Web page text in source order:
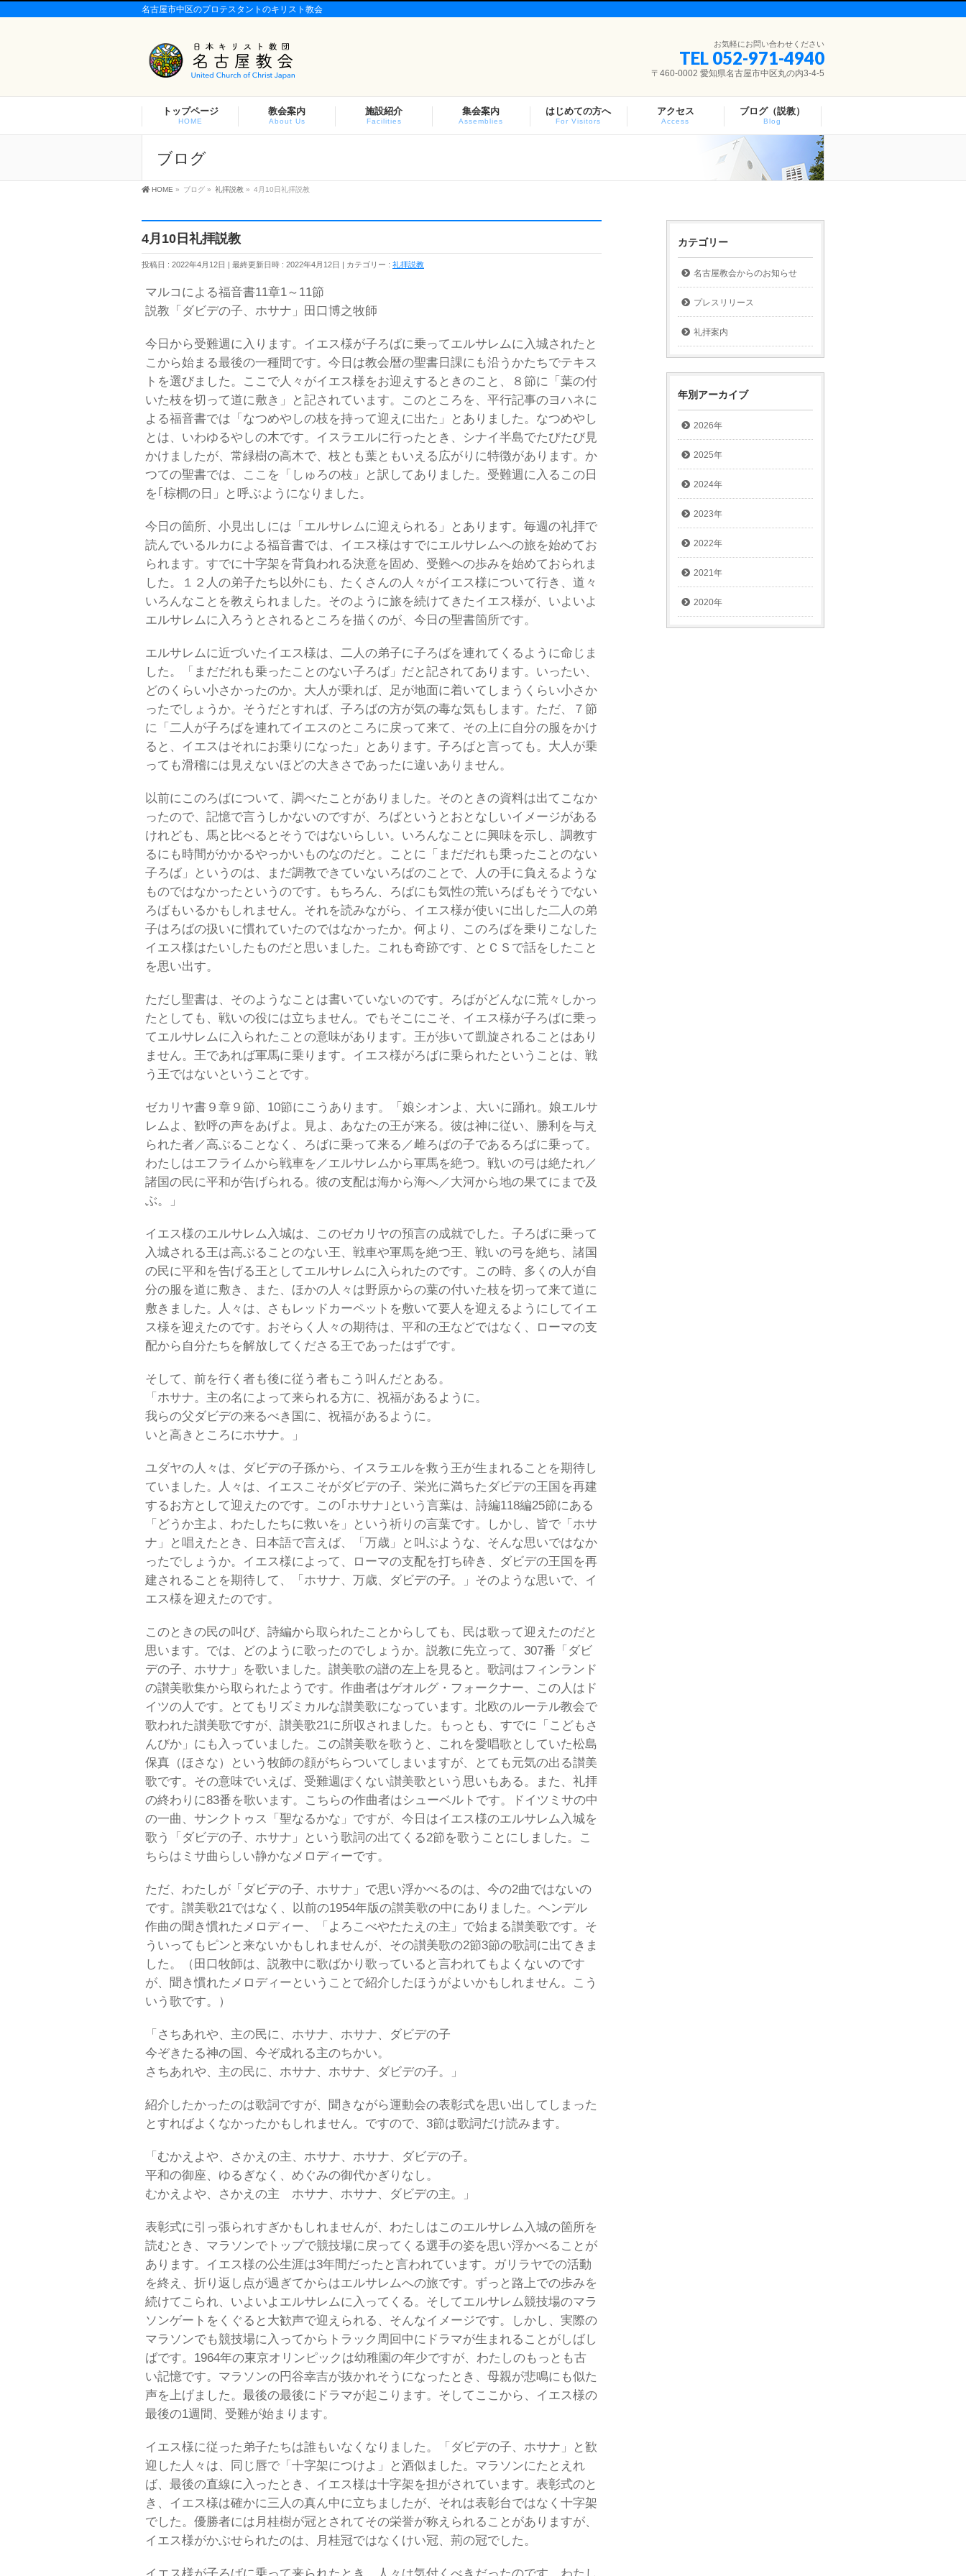
名古屋市中区のプロテスタントのキリスト教会
お気軽にお問い合わせください
TEL 052-971-4940
〒460-0002 愛知県名古屋市中区丸の内3-4-5
トップページ
HOME
教会案内
About Us
施設紹介
Facilities
集会案内
Assemblies
はじめての方へ
For Visitors
アクセス
Access
ブログ（説教）
Blog
ブログ
HOME » ブログ » 礼拝説教 » 4月10日礼拝説教
4月10日礼拝説教
投稿日 : 2022年4月12日 最終更新日時 : 2022年4月12日 カテゴリー : 礼拝説教
マルコによる福音書11章1～11節
説教「ダビデの子、ホサナ」田口博之牧師
今日から受難週に入ります。イエス様が子ろばに乗ってエルサレムに入城されたと
こから始まる最後の一種間です。今日は教会暦の聖書日課にも沿うかたちでテキス
トを選びました。ここで人々がイエス様をお迎えするときのこと、８節に「葉の付
いた枝を切って道に敷き」と記されています。このところを、平行記事のヨハネに
よる福音書では「なつめやしの枝を持って迎えに出た」とありました。なつめやし
とは、いわゆるやしの木です。イスラエルに行ったとき、シナイ半島でたびたび見
かけましたが、常緑樹の高木で、枝とも葉ともいえる広がりに特徴があります。か
つての聖書では、ここを「しゅろの枝」と訳してありました。受難週に入るこの日
を｢棕櫚の日」と呼ぶようになりました。
今日の箇所、小見出しには「エルサレムに迎えられる」とあります。毎週の礼拝で
読んでいるルカによる福音書では、イエス様はすでにエルサレムへの旅を始めてお
られます。すでに十字架を背負われる決意を固め、受難への歩みを始めておられま
した。１２人の弟子たち以外にも、たくさんの人々がイエス様について行き、道々
いろんなことを教えられました。そのように旅を続けてきたイエス様が、いよいよ
エルサレムに入ろうとされるところを描くのが、今日の聖書箇所です。
エルサレムに近づいたイエス様は、二人の弟子に子ろばを連れてくるように命じま
した。「まだだれも乗ったことのない子ろば」だと記されてあります。いったい、
どのくらい小さかったのか。大人が乗れば、足が地面に着いてしまうくらい小さか
ったでしょうか。そうだとすれば、子ろばの方が気の毒な気もします。ただ、７節
に「二人が子ろばを連れてイエスのところに戻って来て、その上に自分の服をかけ
ると、イエスはそれにお乗りになった」とあります。子ろばと言っても。大人が乗
っても滑稽には見えないほどの大きさであったに違いありません。
以前にこのろばについて、調べたことがありました。そのときの資料は出てこなか
ったので、記憶で言うしかないのですが、ろばというとおとなしいイメージがある
けれども、馬と比べるとそうではないらしい。いろんなことに興味を示し、調教す
るにも時間がかかるやっかいものなのだと。ことに「まだだれも乗ったことのない
子ろば」というのは、まだ調教できていないろばのことで、人の手に負えるような
ものではなかったというのです。もちろん、ろばにも気性の荒いろばもそうでない
ろばもいるかもしれません。それを読みながら、イエス様が使いに出した二人の弟
子はろばの扱いに慣れていたのではなかったか。何より、このろばを乗りこなした
イエス様はたいしたものだと思いました。これも奇跡です、とＣＳで話をしたこと
を思い出す。
ただし聖書は、そのようなことは書いていないのです。ろばがどんなに荒々しかっ
たとしても、戦いの役には立ちません。でもそこにこそ、イエス様が子ろばに乗っ
てエルサレムに入られたことの意味があります。王が歩いて凱旋されることはあり
ません。王であれば軍馬に乗ります。イエス様がろばに乗られたということは、戦
う王ではないということです。
ゼカリヤ書９章９節、10節にこうあります。「娘シオンよ、大いに踊れ。娘エルサ
レムよ、歓呼の声をあげよ。見よ、あなたの王が来る。彼は神に従い、勝利を与え
られた者／高ぶることなく、ろばに乗って来る／雌ろばの子であるろばに乗って。
わたしはエフライムから戦車を／エルサレムから軍馬を絶つ。戦いの弓は絶たれ／
諸国の民に平和が告げられる。彼の支配は海から海へ／大河から地の果てにまで及
ぶ。」
イエス様のエルサレム入城は、このゼカリヤの預言の成就でした。子ろばに乗って
入城される王は高ぶることのない王、戦車や軍馬を絶つ王、戦いの弓を絶ち、諸国
の民に平和を告げる王としてエルサレムに入られたのです。この時、多くの人が自
分の服を道に敷き、また、ほかの人々は野原からの葉の付いた枝を切って来て道に
敷きました。人々は、さもレッドカーペットを敷いて要人を迎えるようにしてイエ
ス様を迎えたのです。おそらく人々の期待は、平和の王などではなく、ローマの支
配から自分たちを解放してくださる王であったはずです。
そして、前を行く者も後に従う者もこう叫んだとある。
「ホサナ。主の名によって来られる方に、祝福があるように。
我らの父ダビデの来るべき国に、祝福があるように。
いと高きところにホサナ。」
ユダヤの人々は、ダビデの子孫から、イスラエルを救う王が生まれることを期待し
ていました。人々は、イエスこそがダビデの子、栄光に満ちたダビデの王国を再建
するお方として迎えたのです。この｢ホサナ｣という言葉は、詩編118編25節にある
「どうか主よ、わたしたちに救いを」という祈りの言葉です。しかし、皆で「ホサ
ナ」と唱えたとき、日本語で言えば、「万歳」と叫ぶような、そんな思いではなか
ったでしょうか。イエス様によって、ローマの支配を打ち砕き、ダビデの王国を再
建されることを期待して、「ホサナ、万歳、ダビデの子。」そのような思いで、イ
エス様を迎えたのです。
このときの民の叫び、詩編から取られたことからしても、民は歌って迎えたのだと
思います。では、どのように歌ったのでしょうか。説教に先立って、307番「ダビ
デの子、ホサナ」を歌いました。讃美歌の譜の左上を見ると。歌詞はフィンランド
の讃美歌集から取られたようです。作曲者はゲオルグ・フォークナー、この人はド
イツの人です。とてもリズミカルな讃美歌になっています。北欧のルーテル教会で
歌われた讃美歌ですが、讃美歌21に所収されました。もっとも、すでに「こどもさ
んびか」にも入っていました。この讃美歌を歌うと、これを愛唱歌としていた松島
保真（ほさな）という牧師の顔がちらついてしまいますが、とても元気の出る讃美
歌です。その意味でいえば、受難週ぽくない讃美歌という思いもある。また、礼拝
の終わりに83番を歌います。こちらの作曲者はシューベルトです。ドイツミサの中
の一曲、サンクトゥス「聖なるかな」ですが、今日はイエス様のエルサレム入城を
歌う「ダビデの子、ホサナ」という歌詞の出てくる2節を歌うことにしました。こ
ちらはミサ曲らしい静かなメロディーです。
ただ、わたしが「ダビデの子、ホサナ」で思い浮かべるのは、今の2曲ではないの
です。讃美歌21ではなく、以前の1954年版の讃美歌の中にありました。ヘンデル
作曲の聞き慣れたメロディー、「よろこべやたたえの主」で始まる讃美歌です。そ
ういってもピンと来ないかもしれませんが、その讃美歌の2節3節の歌詞に出てきま
した。（田口牧師は、説教中に歌ばかり歌っていると言われてもよくないのです
が、聞き慣れたメロディーということで紹介したほうがよいかもしれません。こう
いう歌です。）
「さちあれや、主の民に、ホサナ、ホサナ、ダビデの子
今ぞきたる神の国、今ぞ成れる主のちかい。
さちあれや、主の民に、ホサナ、ホサナ、ダビデの子。」
紹介したかったのは歌詞ですが、聞きながら運動会の表彰式を思い出してしまった
とすればよくなかったかもしれません。ですので、3節は歌詞だけ読みます。
「むかえよや、さかえの主、ホサナ、ホサナ、ダビデの子。
平和の御座、ゆるぎなく、めぐみの御代かぎりなし。
むかえよや、さかえの主 ホサナ、ホサナ、ダビデの主。」
表彰式に引っ張られすぎかもしれませんが、わたしはこのエルサレム入城の箇所を
読むとき、マラソンでトップで競技場に戻ってくる選手の姿を思い浮かべることが
あります。イエス様の公生涯は3年間だったと言われています。ガリラヤでの活動
を終え、折り返し点が過ぎてからはエルサレムへの旅です。ずっと路上での歩みを
続けてこられ、いよいよエルサレムに入ってくる。そしてエルサレム競技場のマラ
ソンゲートをくぐると大歓声で迎えられる、そんなイメージです。しかし、実際の
マラソンでも競技場に入ってからトラック周回中にドラマが生まれることがしばし
ばです。1964年の東京オリンピックは幼稚園の年少ですが、わたしのもっとも古
い記憶です。マラソンの円谷幸吉が抜かれそうになったとき、母親が悲鳴にも似た
声を上げました。最後の最後にドラマが起こります。そしてここから、イエス様の
最後の1週間、受難が始まります。
イエス様に従った弟子たちは誰もいなくなりました。「ダビデの子、ホサナ」と歓
迎した人々は、同じ唇で「十字架につけよ」と酒似ました。マラソンにたとえれ
ば、最後の直線に入ったとき、イエス様は十字架を担がされています。表彰式のと
き、イエス様は確かに三人の真ん中に立ちましたが、それは表彰台ではなく十字架
でした。優勝者には月桂樹が冠とされてその栄誉が称えられることがありますが、
イエス様がかぶせられたのは、月桂冠ではなくけい冠、荊の冠でした。
カテゴリー
名古屋教会からのお知らせ
プレスリリース
礼拝案内
年別アーカイブ
2026年
2025年
2024年
2023年
2022年
2021年
2020年